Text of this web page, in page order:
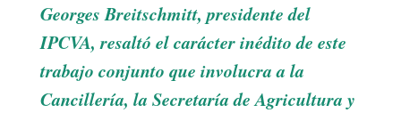
Georges Breitschmitt, presidente del
IPCVA, resaltó el carácter inédito de este
trabajo conjunto que involucra a la
Cancillería, la Secretaría de Agricultura y